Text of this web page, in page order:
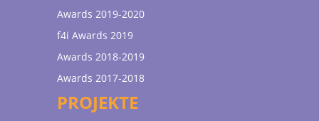
Awards 2019-2020
f4i Awards 2019
Awards 2018-2019
Awards 2017-2018
PROJEKTE